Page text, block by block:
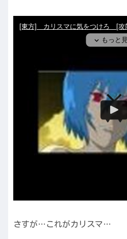
さすが…これがカリスマ…